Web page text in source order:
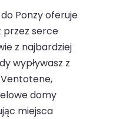
Ponzy oferuje
przez serce
z najbardziej
wypływasz z
domy
miejsca